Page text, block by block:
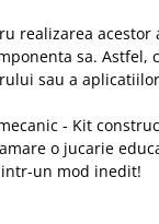
realizarea
sa. Astfel,
sau a
- Kit
o jucarie
un mod inedit!